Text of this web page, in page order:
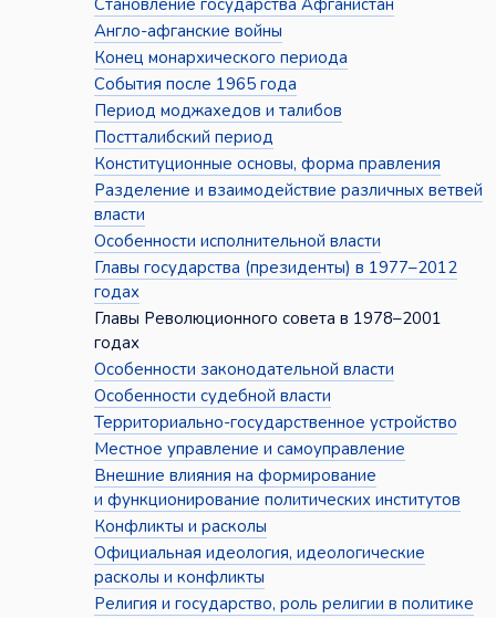
Становление государства Афганистан
Англо-афганские войны
Конец монархического периода
События после 1965 года
Период моджахедов и талибов
Постталибский период
Конституционные основы, форма правления
Разделение и взаимодействие различных ветвей
власти
Особенности исполнительной власти
Главы государства (президенты) в 1977–2012
годах
Главы Революционного совета в 1978–2001
годах
Особенности законодательной власти
Особенности судебной власти
Территориально-государственное устройство
Местное управление и самоуправление
Внешние влияния на формирование
и функционирование политических институтов
Конфликты и расколы
Официальная идеология, идеологические
расколы и конфликты
Религия и государство, роль религии в политике